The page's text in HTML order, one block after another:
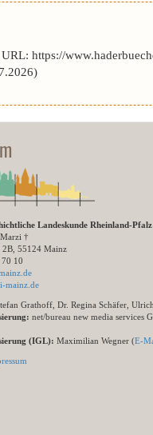
https://
Landeskunde Rheinland-Pfalz
†
2B, 55124 Mainz
10
mainz.de
Grathoff, Dr. Regina Schäfer,
net/bureau new media services
(IGL): Maximilian Wegner (E-